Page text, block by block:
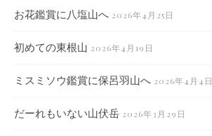
お花鑑賞に八塩山へ 2026年4月25日
初めての東根山 2026年4月19日
ミスミソウ鑑賞に保呂羽山へ 2026年4月4日
だーれもいない山伏岳 2026年3月29日